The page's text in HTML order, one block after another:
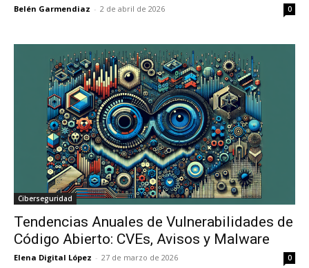
Belén Garmendiaz - 2 de abril de 2026 0
Ciberseguridad
Tendencias Anuales de Vulnerabilidades de
Código Abierto: CVEs, Avisos y Malware
Elena Digital López - 27 de marzo de 2026 0